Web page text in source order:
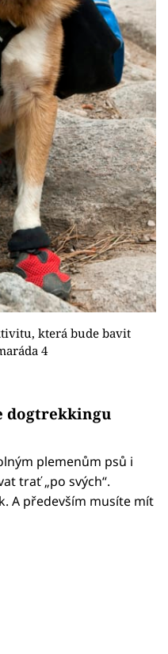
která bude bavit
4
dogtrekkingu
plemenům psů i
trať „po svých“.
A především musíte mít